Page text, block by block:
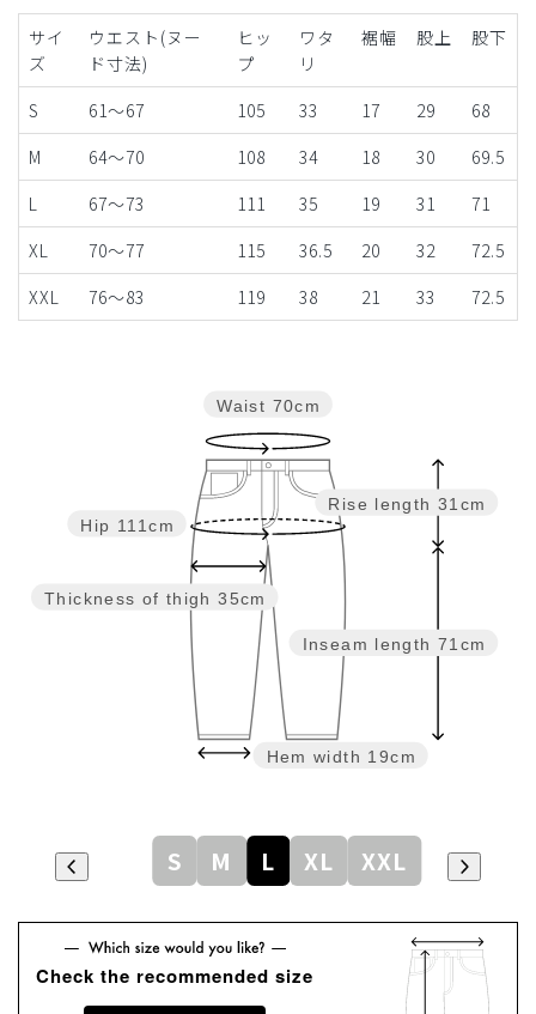
サイ
ズ
ウエスト(ヌー
ド寸法)
ヒッ
プ
ワタ
リ
裾幅 股上 股下
S 61～67 105 33 17 29
68
M
64～70 108 34 18 30
69.5
L
67～73 111 35 19 31
71
XL
70～77 115 36.5 20 32
72.5
XXL
76～83 119 38 21 33 72.5
Inseam length 71cm
Rise length 31cm
Hem width 19cm
Thickness of thigh 35cm
Hip 111cm
Waist 70cm
S M L XL XXL
Check the recommended size